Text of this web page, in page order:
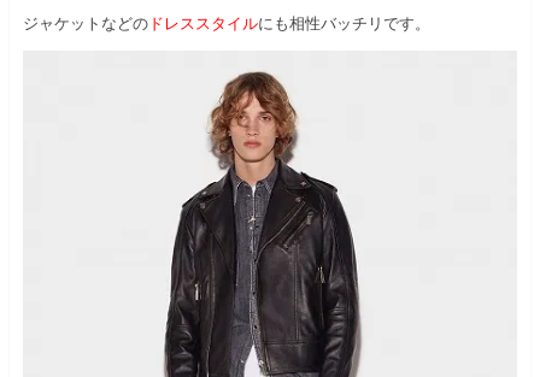
ジャケットなどのドレススタイルにも相性バッチリです。